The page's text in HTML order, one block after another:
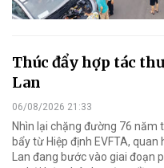
Thúc đẩy hợp tác
Lan
06/08/2026 21:33
Nhìn lại chặng đường 76 năm
bẩy từ Hiệp định EVFTA,
Lan đang bước vào giai đoạn